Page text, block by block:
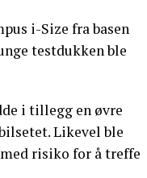
i-Size fra basen
testdukken ble
i tillegg en øvre
Likevel ble
risiko for å treffe